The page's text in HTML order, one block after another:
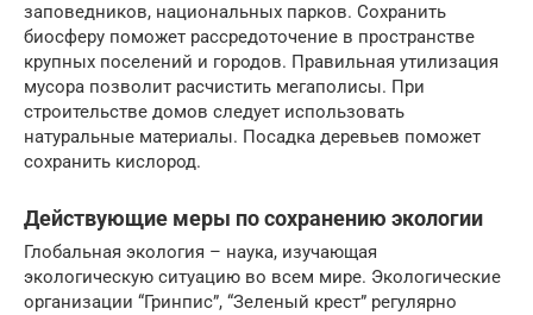
заповедников, национальных парков. Сохранить
биосферу поможет рассредоточение в пространстве
крупных поселений и городов. Правильная утилизация
мусора позволит расчистить мегаполисы. При
строительстве домов следует использовать
натуральные материалы. Посадка деревьев поможет
сохранить кислород.
Действующие меры по сохранению экологии
Глобальная экология – наука, изучающая
экологическую ситуацию во всем мире. Экологические
организации “Гринпис”, “Зеленый крест” регулярно